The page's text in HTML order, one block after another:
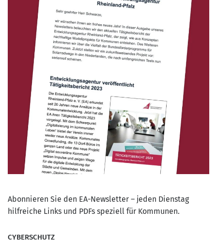
Abonnieren Sie den EA-Newsletter – jeden Dienstag
hilfreiche Links und PDFs speziell für Kommunen.
CYBERSCHUTZ